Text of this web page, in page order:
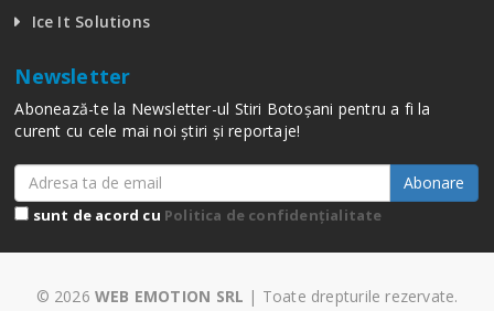
Ice It Solutions
Newsletter
Abonează-te la Newsletter-ul Stiri Botoșani pentru a fi la
curent cu cele mai noi știri și reportaje!
Abonare
sunt de acord cu Politica de confidențialitate
© 2026 WEB EMOTION SRL | Toate drepturile rezervate.